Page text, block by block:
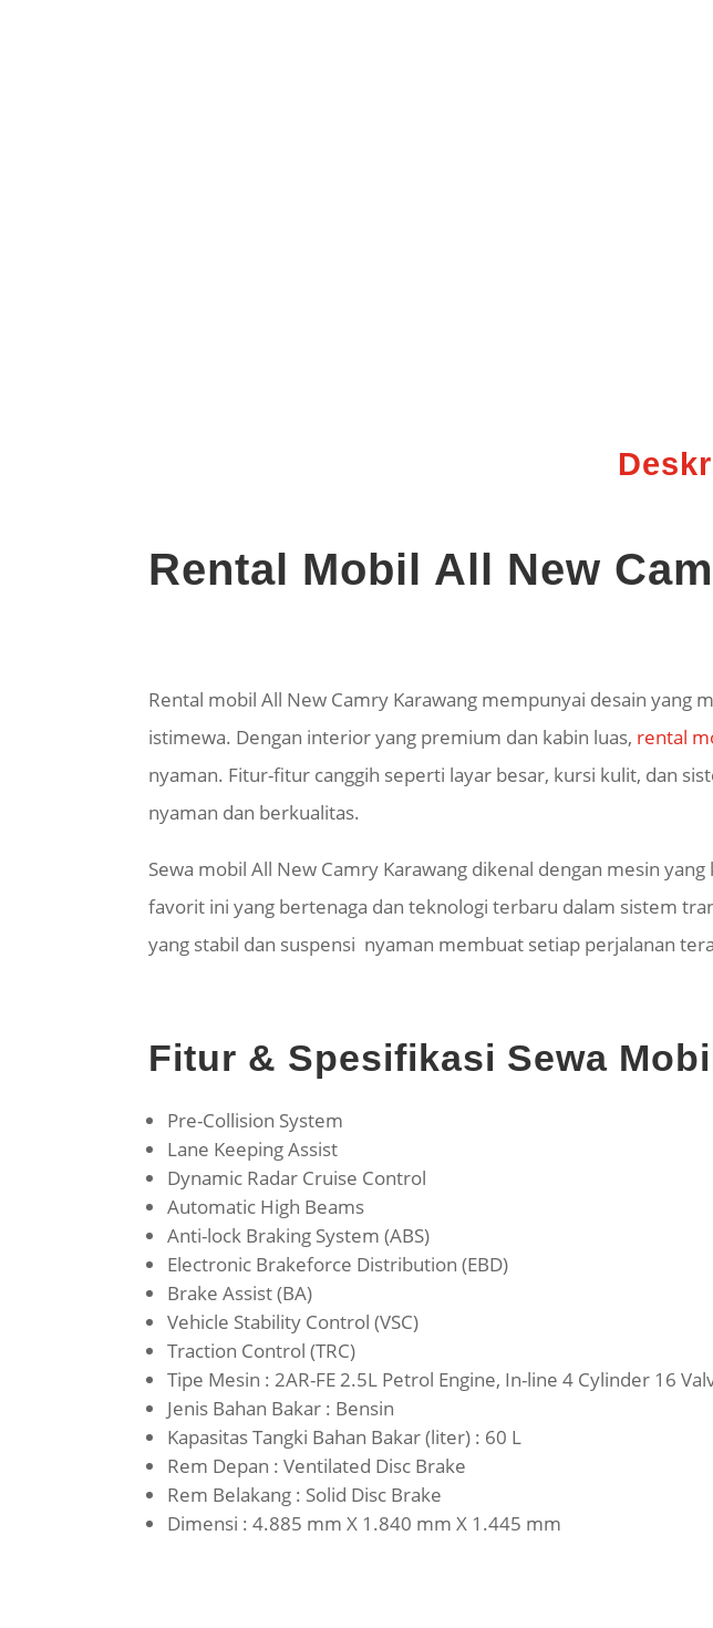
Rental Mobil All New
Rental mobil All New Camry Karawang mempunyai desain yang
istimewa. Dengan interior yang premium dan kabin luas, rental
nyaman. Fitur-fitur canggih seperti layar besar, kursi kulit, dan
nyaman dan berkualitas.
Sewa mobil All New Camry Karawang dikenal dengan mesin
favorit ini yang bertenaga dan teknologi terbaru dalam sistem
yang stabil dan suspensi nyaman membuat setiap perjalanan
Fitur & Spesifikasi Sewa
Pre-Collision System
Lane Keeping Assist
Dynamic Radar Cruise Control
Automatic High Beams
Anti-lock Braking System (ABS)
Electronic Brakeforce Distribution (EBD)
Brake Assist (BA)
Vehicle Stability Control (VSC)
Traction Control (TRC)
Tipe Mesin : 2AR-FE 2.5L Petrol Engine, In-line 4 Cylinder 16
Jenis Bahan Bakar : Bensin
Kapasitas Tangki Bahan Bakar (liter) : 60 L
Rem Depan : Ventilated Disc Brake
Rem Belakang : Solid Disc Brake
Dimensi : 4.885 mm X 1.840 mm X 1.445 mm